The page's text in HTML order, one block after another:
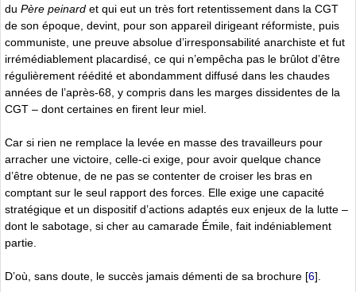
du Père peinard et qui eut un très fort retentissement dans la CGT
de son époque, devint, pour son appareil dirigeant réformiste, puis
communiste, une preuve absolue d’irresponsabilité anarchiste et fut
irrémédiablement placardisé, ce qui n’empêcha pas le brûlot d’être
régulièrement réédité et abondamment diffusé dans les chaudes
années de l’après-68, y compris dans les marges dissidentes de la
CGT – dont certaines en firent leur miel.
Car si rien ne remplace la levée en masse des travailleurs pour
arracher une victoire, celle-ci exige, pour avoir quelque chance
d’être obtenue, de ne pas se contenter de croiser les bras en
comptant sur le seul rapport des forces. Elle exige une capacité
stratégique et un dispositif d’actions adaptés eux enjeux de la lutte –
dont le sabotage, si cher au camarade Émile, fait indéniablement
partie.
D’où, sans doute, le succès jamais démenti de sa brochure [6]